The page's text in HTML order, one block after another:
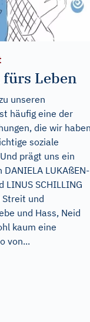
Leben
unseren
häufig eine der
die wir
soziale
prägt uns ein
DANIELA LUKAßEN-
LINUS SCHILLING
und
und Hass, Neid
kaum eine
von...